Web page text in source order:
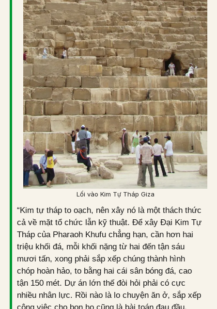
Lối vào Kim Tự Tháp Giza
“Kim tự tháp to oạch, nên xây nó là một thách thức
cả về mặt tổ chức lẫn kỹ thuật. Để xây Đại Kim Tự
Tháp của Pharaoh Khufu chẳng hạn, cần hơn hai
triệu khối đá, mỗi khối nặng từ hai đến tận sáu
mươi tấn, xong phải sắp xếp chúng thành hình
chóp hoàn hảo, to bằng hai cái sân bóng đá, cao
tận 150 mét. Dự án lớn thế đòi hỏi phải có cực
nhiều nhân lực. Rồi nào là lo chuyện ăn ở, sắp xếp
công việc cho bọn họ cũng là bài toán đau đầu.